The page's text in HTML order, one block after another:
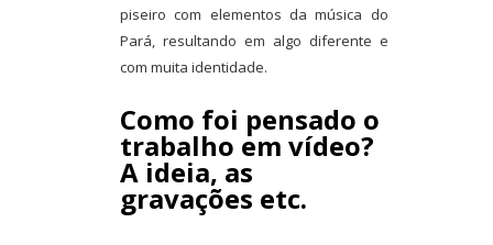
piseiro com elementos da música do
Pará, resultando em algo diferente e
com muita identidade.
Como foi pensado o
trabalho em vídeo?
A ideia, as
gravações etc.